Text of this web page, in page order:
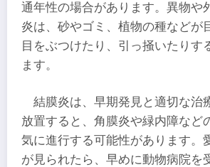
通年性の場合があります。異物や
炎は、砂やゴミ、植物の種などが
目をぶつけたり、引っ掻いたりす
ます。
結膜炎は、早期発見と適切な治
放置すると、角膜炎や緑内障など
気に進行する可能性があります。
が見られたら、早めに動物病院を